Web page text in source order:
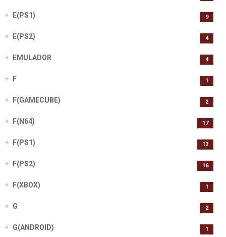
E(PS1) 9
E(PS2) 4
EMULADOR 4
F 1
F(GAMECUBE) 2
F(N64) 17
F(PS1) 12
F(PS2) 16
F(XBOX) 1
G 2
G(ANDROID) 1